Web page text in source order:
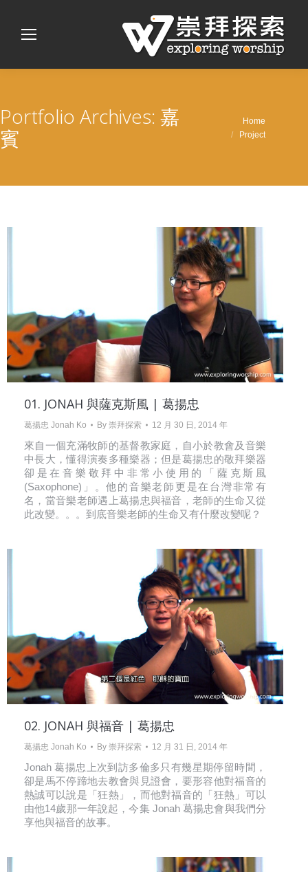
Portfolio Archives: 嘉
賓
You are here:
Home
Project
01. JONAH 與薩克斯風 | 葛揚忠
葛揚忠 Jonah Ko By 崇拜探索 12 月 30 日, 2014 年
來自一個充滿牧師的基督教家庭，自小於教會及音樂
中長大，懂得演奏多種樂器；但是葛揚忠的敬拜樂器
卻是在音樂敬拜中非常小使用的「薩克斯風
(Saxophone)」。他的音樂老師更是在台灣非常有
名，當音樂老師遇上葛揚忠與福音，老師的生命又從
此改變。。。到底音樂老師的生命又有什麼改變呢？
02. JONAH 與福音 | 葛揚忠
葛揚忠 Jonah Ko By 崇拜探索 12 月 31 日, 2014 年
Jonah 葛揚忠上次到訪多倫多只有幾星期停留時間，
卻是馬不停蹄地去教會與見證會，要形容他對福音的
熱誠可以說是「狂熱」，而他對福音的「狂熱」可以
由他14歲那一年說起，今集 Jonah 葛揚忠會與我們分
享他與福音的故事。